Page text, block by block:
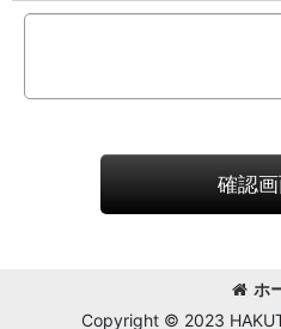
確認
ホ
Copyright © 2023